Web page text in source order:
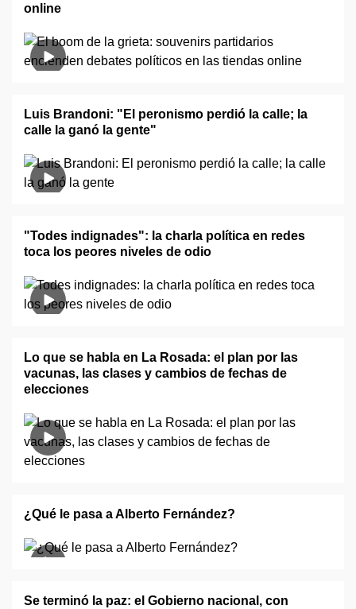
online
Luis Brandoni: "El peronismo perdió la calle; la
calle la ganó la gente"
"Todes indignades": la charla política en redes
toca los peores niveles de odio
Lo que se habla en La Rosada: el plan por las
vacunas, las clases y cambios de fechas de
elecciones
¿Qué le pasa a Alberto Fernández?
Se terminó la paz: el Gobierno nacional, con